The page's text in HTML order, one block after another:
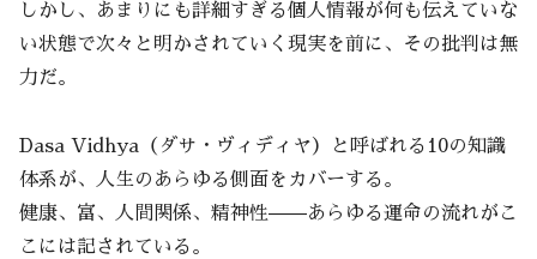
しかし、あまりにも詳細すぎる個人情報が何も伝えていな
い状態で次々と明かされていく現実を前に、その批判は無
力だ。
Dasa Vidhya（ダサ・ヴィディヤ）と呼ばれる10の知識
体系が、人生のあらゆる側面をカバーする。
健康、富、人間関係、精神性——あらゆる運命の流れがこ
こには記されている。